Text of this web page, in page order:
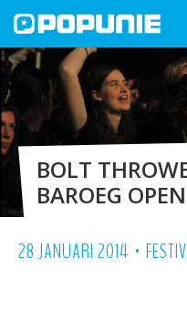
BOLT
BAROEG
28 JANUARI 2014 •